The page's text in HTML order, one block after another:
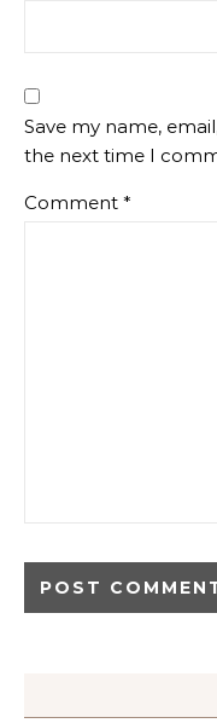
Save my name,
the next time I
Comment *